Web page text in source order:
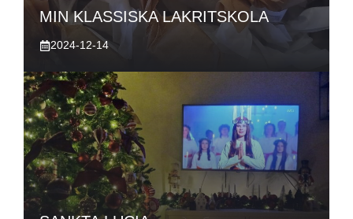
MIN KLASSISKA LAKRITSKOLA
2024-12-14